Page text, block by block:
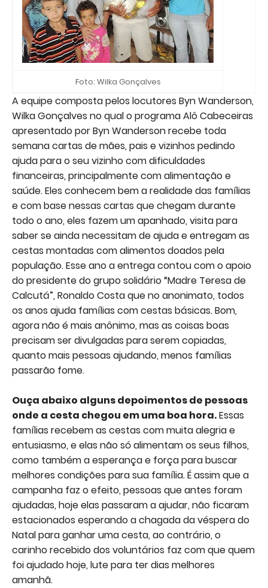
Foto: Wilka Gonçalves
A equipe composta pelos locutores Byn Wanderson,
Wilka Gonçalves no qual o programa Alô Cabeceiras
apresentado por Byn Wanderson recebe toda
semana cartas de mães, pais e vizinhos pedindo
ajuda para o seu vizinho com dificuldades
financeiras, principalmente com alimentação e
saúde. Eles conhecem bem a realidade das famílias
e com base nessas cartas que chegam durante
todo o ano, eles fazem um apanhado, visita para
saber se ainda necessitam de ajuda e entregam as
cestas montadas com alimentos doados pela
população. Esse ano a entrega contou com o apoio
do presidente do grupo solidário “Madre Teresa de
Calcutá”, Ronaldo Costa que no anonimato, todos
os anos ajuda famílias com cestas básicas. Bom,
agora não é mais anônimo, mas as coisas boas
precisam ser divulgadas para serem copiadas,
quanto mais pessoas ajudando, menos famílias
passarão fome.
Ouça abaixo alguns depoimentos de pessoas
onde a cesta chegou em uma boa hora.Essas
famílias recebem as cestas com muita alegria e
entusiasmo, e elas não só alimentam os seus filhos,
como também a esperança e força para buscar
melhores condições para sua família. É assim que a
campanha faz o efeito, pessoas que antes foram
ajudadas, hoje elas passaram a ajudar, não ficaram
estacionados esperando a chagada da véspera do
Natal para ganhar uma cesta, ao contrário, o
carinho recebido dos voluntários faz com que quem
foi ajudado hoje, lute para ter dias melhores
amanhã.